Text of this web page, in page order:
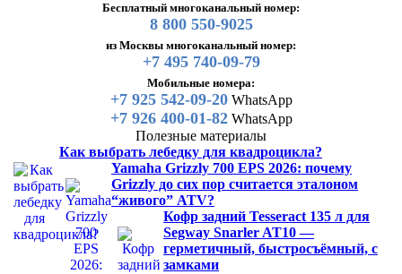
Бесплатный многоканальный номер:
8 800 550-9025
из Москвы многоканальный номер:
+7 495 740-09-79
Мобильные номера:
+7 925 542-09-20WhatsApp
+7 926 400-01-82WhatsApp
Полезные материалы
Как выбрать лебедку для квадроцикла?
Yamaha Grizzly 700 EPS 2026: почему
Grizzly до сих пор считается эталоном
“живого” ATV?
Кофр задний Tesseract 135 л для
Segway Snarler AT10 —
герметичный, быстросъёмный, с
замками